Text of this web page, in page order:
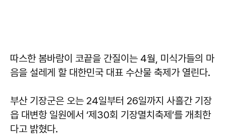
따스한 봄바람이 코끝을 간질이는 4월, 미식가들의 마
음을 설레게 할 대한민국 대표 수산물 축제가 열린다.
부산 기장군은 오는 24일부터 26일까지 사흘간 기장
읍 대변항 일원에서 ‘제30회 기장멸치축제’를 개최한
다고 밝혔다.